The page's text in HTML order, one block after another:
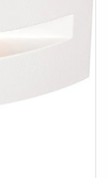
de vie: 30000
~50/60Hz,
nominale